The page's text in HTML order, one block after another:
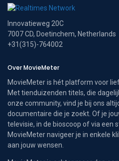
Innovatieweg 20C
7007 CD, Doetinchem, Netherlands
+31(315)-764002
Over MovieMeter
MovieMeter is hét platform voor
Met tienduizenden titels, die
onze community, vind je bij ons
documentaire die je zoekt. Of je
televisie, in de bioscoop of via een
MovieMeter navigeer je in enkele
aan jouw wensen.